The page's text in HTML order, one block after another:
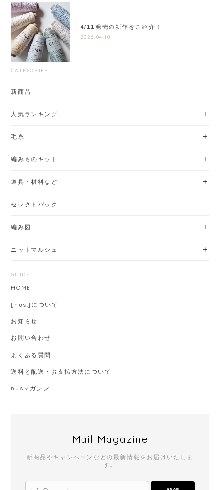
4/11発売の新作をご紹介！
2026.04.10
CATEGORIES
新商品
人気ランキング
毛糸
編みものキット
道具・材料など
セレクトパック
編み図
ニットマルシェ
GUIDE
HOME
[hus:]について
お知らせ
お問い合わせ
よくある質問
送料と配送・お支払方法について
husマガジン
Mail Magazine
新商品やキャンペーンなどの最新情報をお届けいたしま
す。